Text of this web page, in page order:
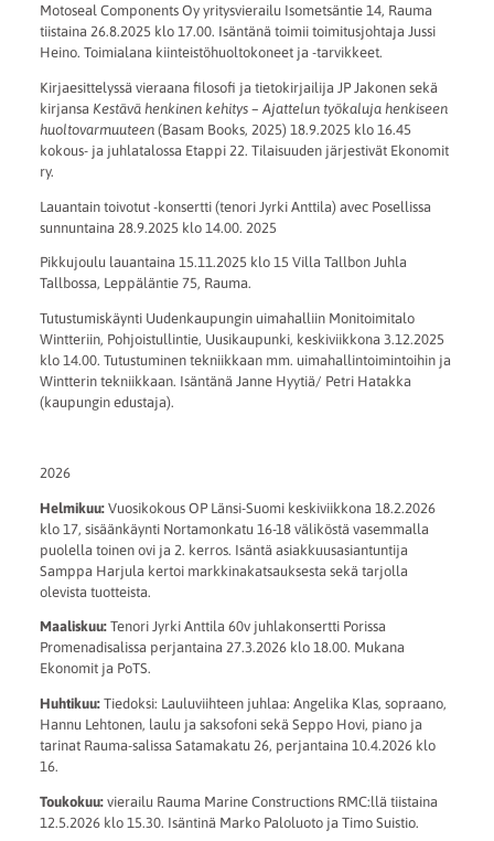
Motoseal Components Oy yritysvierailu Isometsäntie 14, Rauma
tiistaina 26.8.2025 klo 17.00. Isäntänä toimii toimitusjohtaja Jussi
Heino. Toimialana kiinteistöhuoltokoneet ja -tarvikkeet.
Kirjaesittelyssä vieraana filosofi ja tietokirjailija JP Jakonen sekä
kirjansa Kestävä henkinen kehitys – Ajattelun työkaluja henkiseen
huoltovarmuuteen(Basam Books, 2025) 18.9.2025 klo 16.45
kokous- ja juhlatalossa Etappi 22. Tilaisuuden järjestivät Ekonomit
ry.
Lauantain toivotut -konsertti (tenori Jyrki Anttila) avec Posellissa
sunnuntaina 28.9.2025 klo 14.00. 2025
Pikkujoulu lauantaina 15.11.2025 klo 15 Villa Tallbon Juhla
Tallbossa, Leppäläntie 75, Rauma.
Tutustumiskäynti Uudenkaupungin uimahalliin Monitoimitalo
Wintteriin, Pohjoistullintie, Uusikaupunki, keskiviikkona 3.12.2025
klo 14.00. Tutustuminen tekniikkaan mm. uimahallintoimintoihin ja
Wintterin tekniikkaan. Isäntänä Janne Hyytiä/ Petri Hatakka
(kaupungin edustaja).
2026
Helmikuu:Vuosikokous OP Länsi-Suomi keskiviikkona 18.2.2026
klo 17, sisäänkäynti Nortamonkatu 16-18 väliköstä vasemmalla
puolella toinen ovi ja 2. kerros. Isäntä asiakkuusasiantuntija
Samppa Harjula kertoi markkinakatsauksesta sekä tarjolla
olevista tuotteista.
Maaliskuu:Tenori Jyrki Anttila 60v juhlakonsertti Porissa
Promenadisalissa perjantaina 27.3.2026 klo 18.00. Mukana
Ekonomit ja PoTS.
Huhtikuu: Tiedoksi: Lauluviihteen juhlaa: Angelika Klas, sopraano,
Hannu Lehtonen, laulu ja saksofoni sekä Seppo Hovi, piano ja
tarinat Rauma-salissa Satamakatu 26, perjantaina 10.4.2026 klo
16.
Toukokuu:vierailu Rauma Marine Constructions RMC:llä tiistaina
12.5.2026 klo 15.30. Isäntinä Marko Paloluoto ja Timo Suistio.